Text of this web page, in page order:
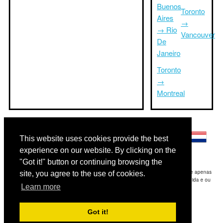
This website uses cookies provide the best
experience on our website. By clicking on the
"Got it!" button or continuing browsing the
site, you agree to the use of cookies.
Learn more
Got it!
Buenos
Aires
→ Rio
De
Janeiro
Toronto
→
Montreal
Toronto
→
Vancouver
Disclaimer: As informações apresentadas neste site é a nossa melhor estimativa e apenas
para sua referência.Triptimeto.com não se responsabiliza por qualquer atraso de ida e ou
consequentes danos / resultou das informações fornecidas.
Copyright 2015-2026
Contact Usfor feedback.